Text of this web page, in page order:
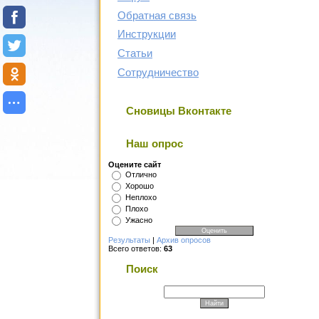
Обратная связь
Инструкции
Статьи
Сотрудничество
Сновицы Вконтакте
Наш опрос
Оцените сайт
Отлично
Хорошо
Неплохо
Плохо
Ужасно
Результаты | Архив опросов
Всего ответов: 63
Поиск